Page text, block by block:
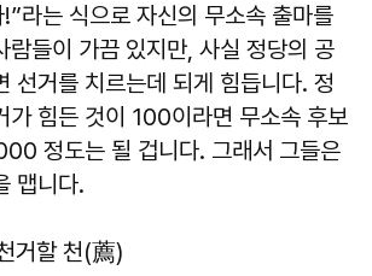
라는 식으로 자신의 무소속 출마를
람들이 가끔 있지만, 사실 정당의 공
선거를 치르는데 되게 힘듭니다. 정
가 힘든 것이 100이라면 무소속 후보
정도는 될 겁니다. 그래서 그들은
맵니다.
거할 천(薦)